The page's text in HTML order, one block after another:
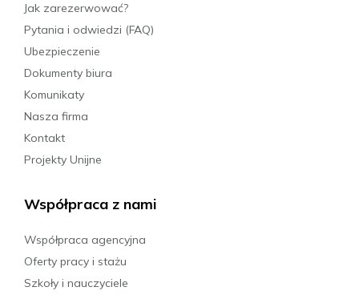
Jak zarezerwować?
Pytania i odwiedzi (FAQ)
Ubezpieczenie
Dokumenty biura
Komunikaty
Nasza firma
Kontakt
Projekty Unijne
Współpraca z nami
Współpraca agencyjna
Oferty pracy i stażu
Szkoły i nauczyciele